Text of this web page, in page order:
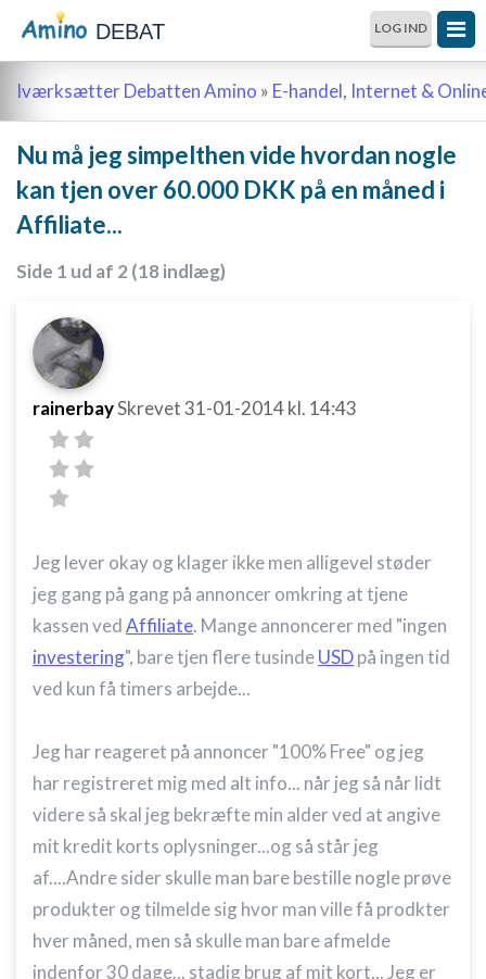
DEBAT LOG IND
Iværksætter Debatten Amino » E-handel, Internet &
Nu må jeg simpelthen vide hvordan nogle
kan tjen over 60.000 DKK på en måned i
Affiliate...
Side 1 ud af 2 (18 indlæg)
rainerbaySkrevet31-01-2014kl. 14:43
Jeg lever okay og klager ikke men alligevel støder
jeg gang på gang på annoncer omkring at tjene
kassen vedAffiliate. Mange annoncerer med "ingen
investering", bare tjen flere tusindeUSDpå ingen tid
ved kun få timers arbejde...
Jeg har reageret på annoncer "100% Free" og jeg
har registreret mig med alt info... når jeg så når lidt
videre så skal jeg bekræfte min alder ved at angive
mit kredit korts oplysninger...og så står jeg
af....Andre sider skulle man bare bestille nogle prøve
produkter og tilmelde sig hvor man ville få prodkter
hver måned, men så skulle man bare afmelde
indenfor 30 dage... stadig brug af mit kort... Jeg er